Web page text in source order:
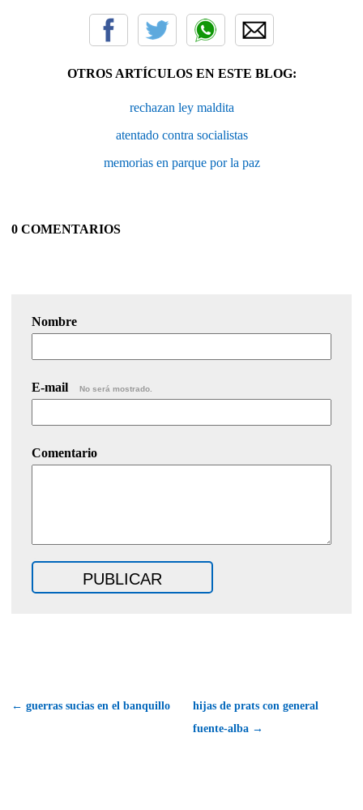
OTROS ARTÍCULOS EN ESTE BLOG:
rechazan ley maldita
atentado contra socialistas
memorias en parque por la paz
0 COMENTARIOS
Nombre
E-mail No será mostrado.
Comentario
← guerras sucias en el banquillo
hijas de prats con general
fuente-alba →